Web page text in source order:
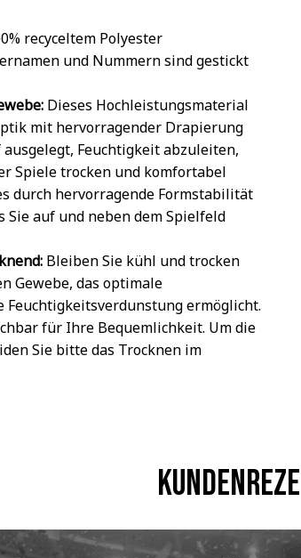
recyceltem Polyester
und Nummern sind gestickt
Dieses Hochleistungsmaterial
mit hervorragender Drapierung
Feuchtigkeit abzuleiten,
Spiele trocken und komfortabel
durch hervorragende Formstabilität
Sie auf und neben dem Spielfeld
Bleiben Sie kühl und trocken
Gewebe, das optimale
ermöglicht.
für Ihre Bequemlichkeit. Um die
Sie bitte das Trocknen im